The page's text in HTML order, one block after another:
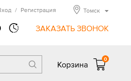
ЗАКАЗАТЬ ЗВОНОК
/ Регистрация Томск
Корзина
0